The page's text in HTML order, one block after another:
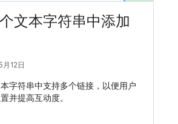
文本字符串中添加
12日
字符串中支持多个链接，以便用户
并提高互动度。